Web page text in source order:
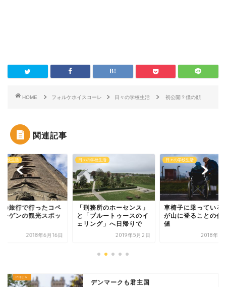
HOME フォルケホイスコーレ 日々の学校生活 初公開？僕の顔
関連記事
学校生活
の旅行で行ったコペ
ーゲンの観光スポッ
2018年6月16日
日々の学校生活
「刑務所のホーセンス」
と「ブルートゥースのイ
ェリング」へ日帰りで
2019年5月2日
日々の学校生活
車椅子に乗っている
が山に登ることの付
値
2018年5
デンマークも君主国